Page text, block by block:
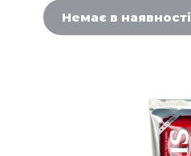
Немає в наявності